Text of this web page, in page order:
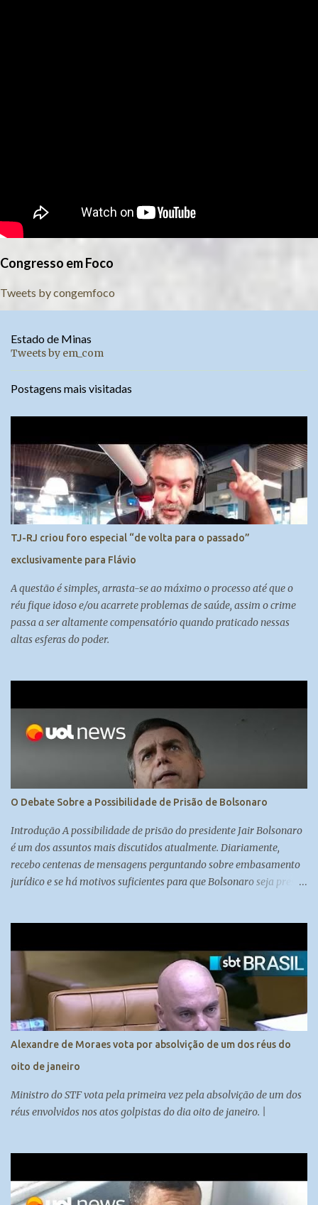
Congresso em Foco
Tweets by congemfoco
Estado de Minas
Tweets by em_com
Postagens mais visitadas
TJ-RJ criou foro especial “de volta para o passado”
exclusivamente para Flávio
A questão é simples, arrasta-se ao máximo o processo até que o
réu fique idoso e/ou acarrete problemas de saúde, assim o crime
passa a ser altamente compensatório quando praticado nessas
altas esferas do poder.
O Debate Sobre a Possibilidade de Prisão de Bolsonaro
Introdução A possibilidade de prisão do presidente Jair Bolsonaro
é um dos assuntos mais discutidos atualmente. Diariamente,
recebo centenas de mensagens perguntando sobre embasamento
jurídico e se há motivos suficientes para que Bolsonaro seja preso.
não. A Decisão do Supremo Tribunal Federal O direito,
diferentemente da matemática, comporta duas respostas: sim ou
não. O STF, como uma corte política, pondera prós e contras antes
de tomar uma decisão de impacto como essa. Embora existam
motivos para prender Bolsonaro, os ministros consideram que não
há clima para ordenar sua prisão no momento. Prender Bolsonaro
poderia causar comoção na sociedade, o que vai contra a
manutenção da ordem pública. Os ...
Alexandre de Moraes vota por absolvição de um dos réus do
oito de janeiro
Ministro do STF vota pela primeira vez pela absolvição de um dos
réus envolvidos nos atos golpistas do dia oito de janeiro. |